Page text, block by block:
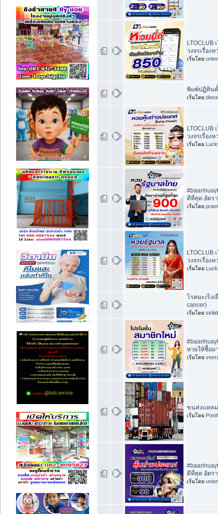
LTOCLUB
วงจรเรื่อง
เริ่มโดย
พิมพ์ปฏิทิน
เริ่มโดย
LTOCLUB
วงจรเรื่อง
เริ่มโดย
ดีที่สุด อัตร
เริ่มโดย
LTOCLUB
วงจรเรื่อง
เริ่มโดย
โรคมะเร็ง
cancer)
เริ่มโดย
หวยให้ซื้อ
เริ่มโดย
ขนส่งแหล
เริ่มโดย
ดีที่สุด อัตร
เริ่มโดย